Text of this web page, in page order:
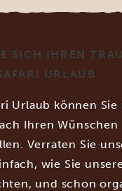
SICH IHREN
URLAUB
Urlaub können
Ihren Wünschen
Verraten Sie
wie Sie
und schon